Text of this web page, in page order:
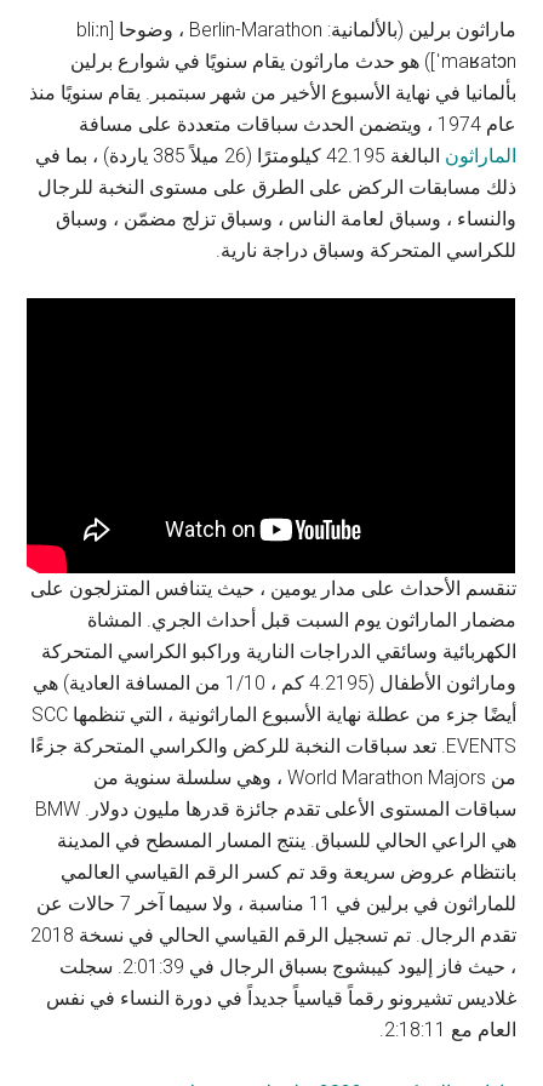
ماراثون برلين (بالألمانية: Berlin-Marathon ، وضوحا [bliːn
ˈmaʁatɔn]) هو حدث ماراثون يقام سنويًا في شوارع برلين
بألمانيا في نهاية الأسبوع الأخير من شهر سبتمبر. يقام سنويًا منذ
عام 1974 ، ويتضمن الحدث سباقات متعددة على مسافة
الماراثون
البالغة 42.195 كيلومترًا (26 ميلاً 385 ياردة) ، بما في
ذلك مسابقات الركض على الطرق على مستوى النخبة للرجال
والنساء ، وسباق لعامة الناس ، وسباق تزلج مضمّن ، وسباق
للكراسي المتحركة وسباق دراجة نارية.
تنقسم الأحداث على مدار يومين ، حيث يتنافس المتزلجون على
مضمار الماراثون يوم السبت قبل أحداث الجري. المشاة
الكهربائية وسائقي الدراجات النارية وراكبو الكراسي المتحركة
وماراثون الأطفال (4.2195 كم ، 1/10 من المسافة العادية) هي
أيضًا جزء من عطلة نهاية الأسبوع الماراثونية ، التي تنظمها SCC
EVENTS. تعد سباقات النخبة للركض والكراسي المتحركة جزءًا
من World Marathon Majors ، وهي سلسلة سنوية من
سباقات المستوى الأعلى تقدم جائزة قدرها مليون دولار. BMW
هي الراعي الحالي للسباق. ينتج المسار المسطح في المدينة
بانتظام عروض سريعة وقد تم كسر الرقم القياسي العالمي
للماراثون في برلين في 11 مناسبة ، ولا سيما آخر 7 حالات عن
تقدم الرجال. تم تسجيل الرقم القياسي الحالي في نسخة 2018
، حيث فاز إليود كيبشوج بسباق الرجال في 2:01:39. سجلت
غلاديس تشيرونو رقماً قياسياً جديداً في دورة النساء في نفس
العام مع 2:18:11.